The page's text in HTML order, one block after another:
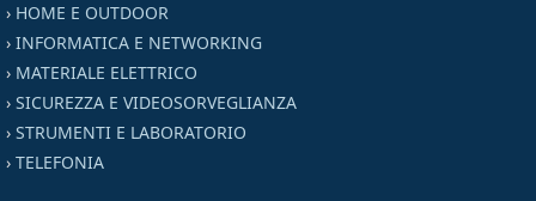
› HOME E OUTDOOR
› INFORMATICA E NETWORKING
› MATERIALE ELETTRICO
› SICUREZZA E VIDEOSORVEGLIANZA
› STRUMENTI E LABORATORIO
› TELEFONIA